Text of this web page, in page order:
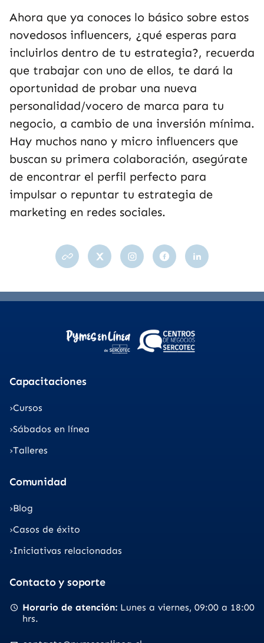
Ahora que ya conoces lo básico sobre estos
novedosos influencers, ¿qué esperas para
incluirlos dentro de tu estrategia?, recuerda
que trabajar con uno de ellos, te dará la
oportunidad de probar una nueva
personalidad/vocero de marca para tu
negocio, a cambio de una inversión mínima.
Hay muchos nano y micro influencers que
buscan su primera colaboración, asegúrate
de encontrar el perfil perfecto para
impulsar o repuntar tu estrategia de
marketing en redes sociales.
Capacitaciones
Cursos
Sábados en línea
Talleres
Comunidad
Blog
Casos de éxito
Iniciativas relacionadas
Contacto y soporte
Horario de atención Lunes a viernes 09:00 a 18:00
hrs.